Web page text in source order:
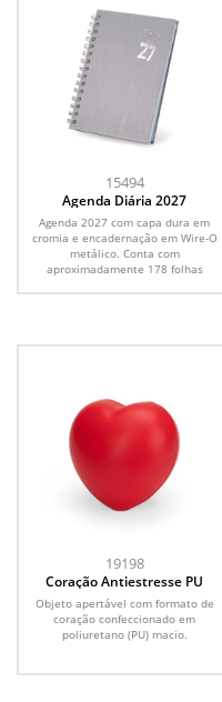
15494
Agenda Diária 2027
Agenda 2027 com capa dura em
cromia e encadernação em Wire-O
metálico. Conta com
aproximadamente 178 folhas
19198
Coração Antiestresse PU
Objeto apertável com formato de
coração confeccionado em
poliuretano (PU) macio.